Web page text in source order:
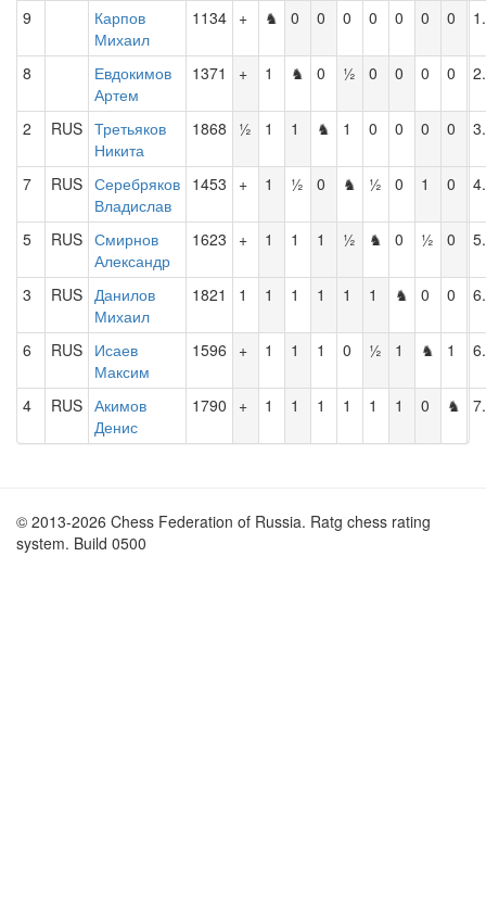
9
Карпов
Михаил
1134 + ♞ 0 0 0 0 0 0 0
8
Евдокимов
Артем
1371 + 1 ♞ 0 ½ 0 0 0 0
2 RUS Третьяков
Никита
1868 ½ 1 1 ♞ 1 0 0 0 0
7 RUS Серебряков
Владислав
1453 + 1 ½ 0 ♞ ½ 0 1 0
5 RUS Смирнов
Александр
1623 + 1 1 1 ½ ♞ 0 ½ 0
3 RUS Данилов
Михаил
1821 1 1 1 1 1 1 ♞ 0 0
6 RUS Исаев
Максим
1596 + 1 1 1 0 ½ 1 ♞ 1
4 RUS Акимов
Денис
1790 + 1 1 1 1 1 1 0 ♞
© 2013-2026 Chess Federation of Russia. Ratg chess rating
system. Build 0500